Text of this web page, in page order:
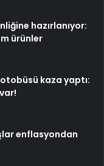
hazırlanıyor:
ürünler
kaza yaptı:
enflasyondan